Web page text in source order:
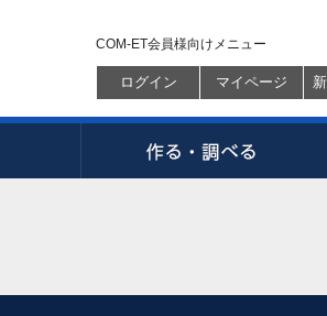
COM-ET会員様向けメニュー
ログイン マイページ